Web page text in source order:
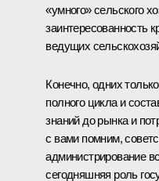
«умного» сельского
заинтересованность
ведущих
Конечно, одних
полного цикла и
знаний до рынка и
с вами помним,
администрирование
сегодняшняя роль